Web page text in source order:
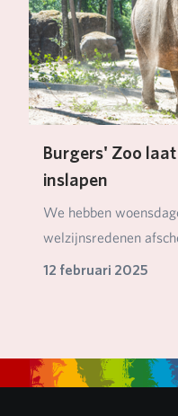
Burgers' Zoo
inslapen
We hebben
welzijnsredenen
hoogbejaarde…
12 februari 2025